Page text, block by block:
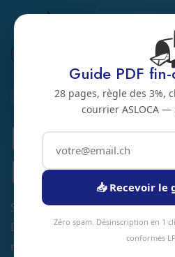
Nettoyage de
2500 · JURA BERNOIS
Nettoyage
Bienne
Service nettoyage de sols à
Devis gratuit sous 24h,
moyenne. Équipe locale,
Guide PDF
28 pages, règle des 3%,
courrier ASLOCA
📥 Recevoir
Zéro spam. Désinscription en 1
conformes